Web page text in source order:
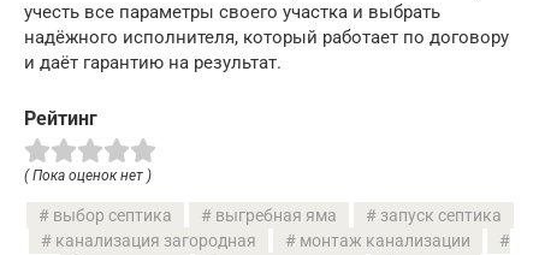
учесть все параметры своего участка и выбрать
надёжного исполнителя, который работает по договору
и даёт гарантию на результат.
Рейтинг
( Пока оценок нет )
выбор септика выгребная яма
запуск септика
канализация загородная
монтаж канализации